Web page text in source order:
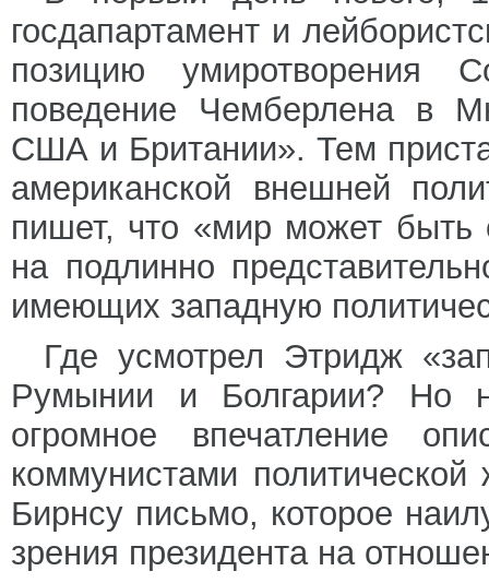
госдапартамент и
позицию умиротворения
поведение Чемберлена в
США и Британии». Тем
американской внешней
пишет, что «мир может быть
на подлинно
имеющих западную
Где усмотрел Этридж
Румынии и Болгарии? Но
огромное впечатление
коммунистами
Бирнсу письмо, которое
зрения президента на